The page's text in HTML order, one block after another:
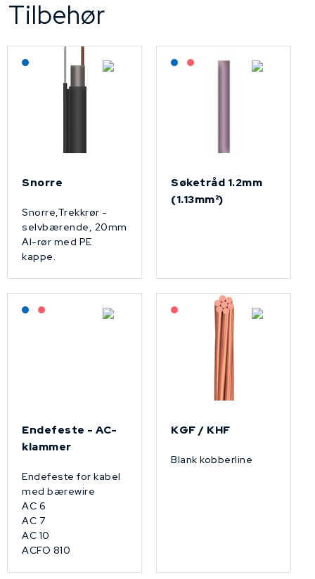
Tilbehør
Lagerført: NEK Kabel
Snorre
Snorre,Trekkrør -
selvbærende, 20mm
Al-rør med PE
kappe.
Lagerført: NEK Kabel
På forespørsel
Søketråd 1.2mm
(1.13mm²)
Lagerført: NEK Kabel
På forespørsel
Endefeste - AC-
klammer
Endefeste for kabel
med bærewire
AC 6
AC 7
AC 10
ACFO 810
På forespørsel
KGF / KHF
Blank kobberline